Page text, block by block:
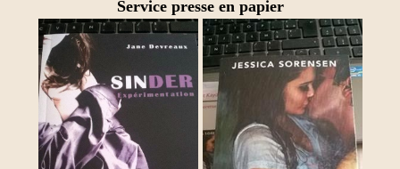
Service presse en papier